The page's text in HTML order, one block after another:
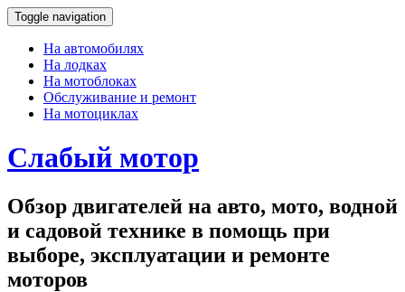
Toggle navigation
На автомобилях
На лодках
На мотоблоках
Обслуживание и ремонт
На мотоциклах
Слабый мотор
Обзор двигателей на авто, мото, водной
и садовой технике в помощь при
выборе, эксплуатации и ремонте
моторов